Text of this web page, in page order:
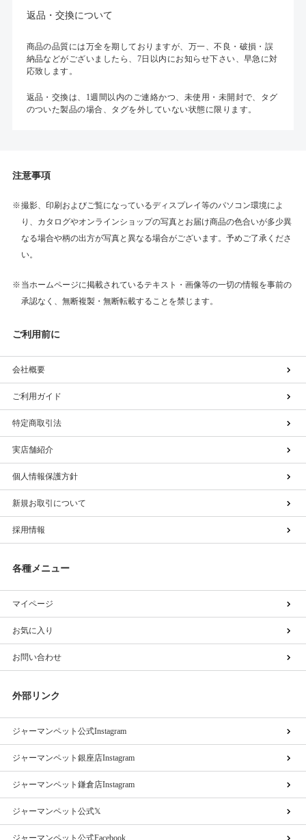
返品・交換について
商品の品質には万全を期しておりますが、万一、不良・破損・誤
納品などがございましたら、7日以内にお知らせ下さい、早急に対
応致します。
返品・交換は、1週間以内のご連絡かつ、未使用・未開封で、タグ
のついた製品の場合、タグを外していない状態に限ります。
注意事項
撮影、印刷およびご覧になっているディスプレイ等のパソコン環境によ
り、カタログやオンラインショップの写真とお届け商品の色合いが多少異
なる場合や柄の出方が写真と異なる場合がございます。予めご了承くださ
い。
当ホームページに掲載されているテキスト・画像等の一切の情報を事前の
承認なく、無断複製・無断転載することを禁じます。
ご利用前に
会社概要
ご利用ガイド
特定商取引法
実店舗紹介
個人情報保護方針
新規お取引について
採用情報
各種メニュー
マイページ
お気に入り
お問い合わせ
外部リンク
ジャーマンペット公式Instagram
ジャーマンペット銀座店Instagram
ジャーマンペット鎌倉店Instagram
ジャーマンペット公式𝕏
ジャーマンペット公式Facebook